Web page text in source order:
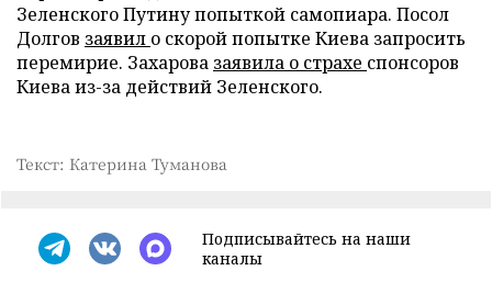
Зеленского Путину попыткой самопиара. Посол
Долгов заявил о скорой попытке Киева запросить
перемирие. Захарова заявила о страхе спонсоров
Киева из-за действий Зеленского.
Текст: Катерина Туманова
Подписывайтесь на наши
каналы